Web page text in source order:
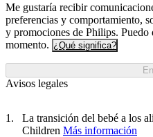
Me gustaría recibir
preferencias y comportamiento,
y promociones de Philips. Puedo
momento. ¿Qué significa?
Avisos legales
La transición del bebé a los
Children Más información